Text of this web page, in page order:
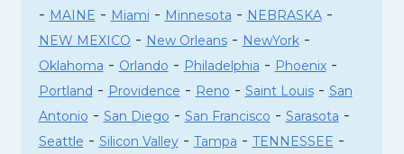
- MAINE - Miami - Minnesota - NEBRASKA-
NEW MEXICO - New Orleans- NewYork-
Oklahoma - Orlando - Philadelphia - Phoenix-
Portland - Providence - Reno - Saint Louis- San
Antonio - San Diego - San Francisco - Sarasota -
Seattle - Silicon Valley- Tampa - TENNESSEE -